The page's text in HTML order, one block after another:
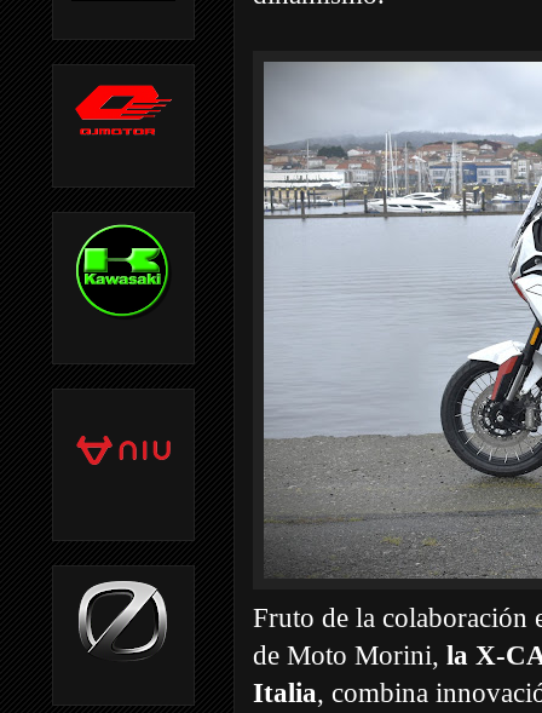
Fruto de la colaboración
de Moto Morini, la X-
Italia, combina